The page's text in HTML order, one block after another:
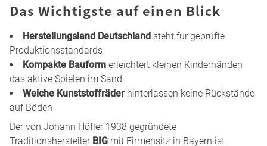
Das Wichtigste auf einen Blick
Herstellungsland Deutschland steht für geprüfte
Produktionsstandards
Kompakte Bauform erleichtert kleinen Kinderhänden
das aktive Spielen im Sand
Weiche Kunststoffräder hinterlassen keine Rückstände
auf Böden
Der von Johann Höfler 1938 gegründete
Traditionshersteller BIG mit Firmensitz in Bayern ist